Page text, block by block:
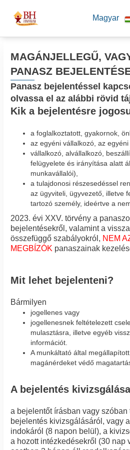
Magyar
MAGÁNJELLEGŰ,
PANASZ
Panasz bejelentéssel
olvassa el az alábbi rövid
Kik a bejelentésre
a foglalkoztatott, gyakornok,
az egyéni vállalkozó, az egyéni
vállalkozó, alvállalkozó,
felügyelete és irányítása alatt
munkavállalói),
a tulajdonosi részesedéssel
az ügyviteli, ügyvezető, illetve
tartozó személy, ideértve a
2023. évi XXV. törvény a
bejelentésekről, valamint a
összefüggő szabályokról, NEM
MEGBÍZÓK panaszainak
Mit lehet bejelenteni?
Bármilyen
jogellenes vagy
jogellenesnek feltételezett
mulasztásra, illetve egyéb
információt.
A munkáltató által
magánérdeket védő
A bejelentés
a bejelentőt írásban vagy szóban
bejelentés kivizsgálásáról, vagy
indokáról (8 napon belül), a
a hozott intézkedésekről (30 nap